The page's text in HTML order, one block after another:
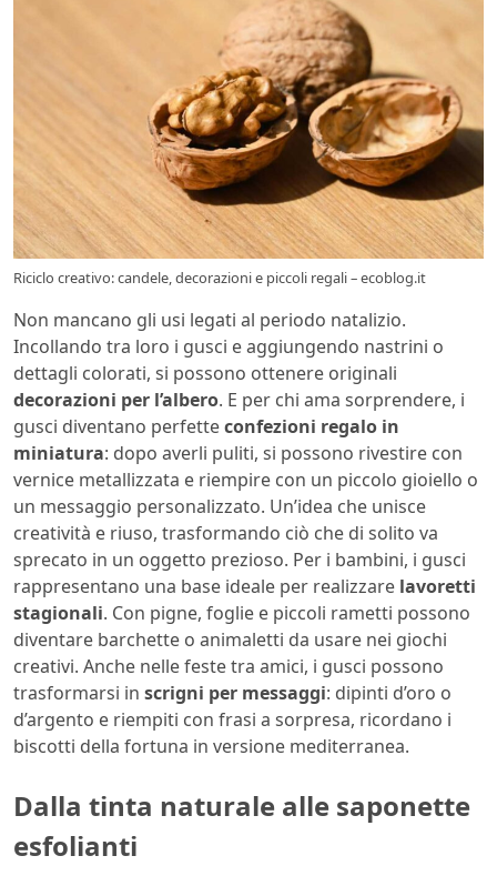
Riciclo creativo: candele, decorazioni e piccoli regali – ecoblog.it
Non mancano gli usi legati al periodo natalizio.
Incollando tra loro i gusci e aggiungendo nastrini o
dettagli colorati, si possono ottenere originali
decorazioni per l’albero. E per chi ama sorprendere, i
gusci diventano perfetteconfezioni regalo in
miniatura: dopo averli puliti, si possono rivestire con
vernice metallizzata e riempire con un piccolo gioiello o
un messaggio personalizzato. Un’idea che unisce
creatività e riuso, trasformando ciò che di solito va
sprecato in un oggetto prezioso. Per i bambini, i gusci
rappresentano una base ideale per realizzare lavoretti
stagionali. Con pigne, foglie e piccoli rametti possono
diventare barchette o animaletti da usare nei giochi
creativi. Anche nelle feste tra amici, i gusci possono
trasformarsi in scrigni per messaggi: dipinti d’oro o
d’argento e riempiti con frasi a sorpresa, ricordano i
biscotti della fortuna in versione mediterranea.
Dalla tinta naturale alle saponette
esfolianti